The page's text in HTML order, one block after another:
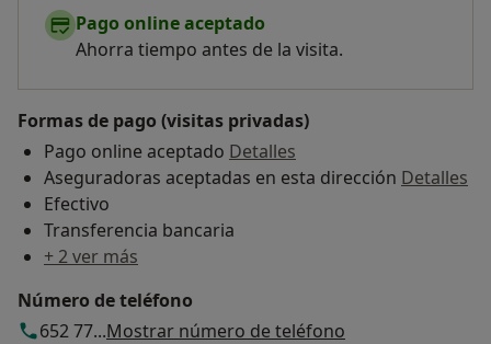
Pago online aceptado
Ahorra tiempo antes de la visita.
Formas de pago (visitas privadas)
Pago online aceptado Detalles
Aseguradoras aceptadas en esta dirección Detalles
Efectivo
Transferencia bancaria
+ 2 ver más
Número de teléfono
652 77...Mostrar número de teléfono